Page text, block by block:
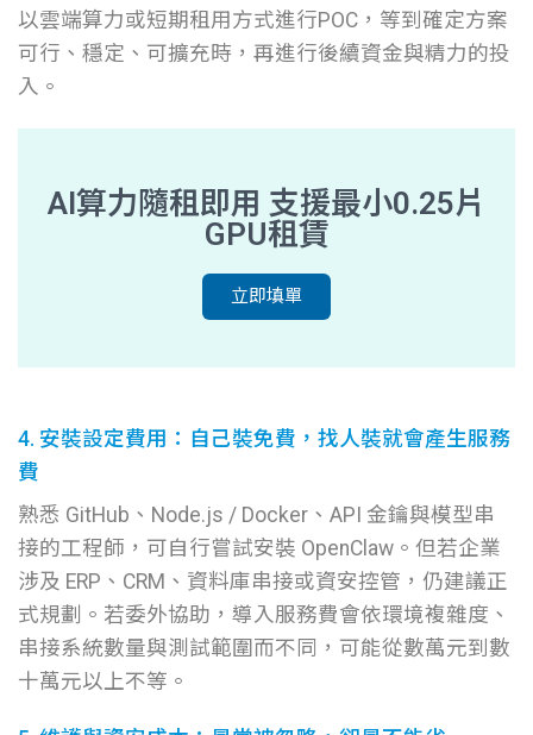
以雲端算力或短期租用方式進行POC，等到確定方案
可行、穩定、可擴充時，再進行後續資金與精力的投
入。
AI算力隨租即用 支援最小0.25片
GPU租賃
立即填單
4. 安裝設定費用：自己裝免費，找人裝就會產生服務
費
熟悉 GitHub、Node.js / Docker、API 金鑰與模型串
接的工程師，可自行嘗試安裝 OpenClaw。但若企業
涉及 ERP、CRM、資料庫串接或資安控管，仍建議正
式規劃。若委外協助，導入服務費會依環境複雜度、
串接系統數量與測試範圍而不同，可能從數萬元到數
十萬元以上不等。